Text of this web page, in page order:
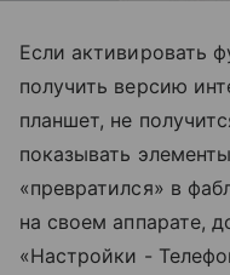
Если активировать
получить версию
планшет, не
показывать
«превратился» в
на своем аппарате,
«Настройки -